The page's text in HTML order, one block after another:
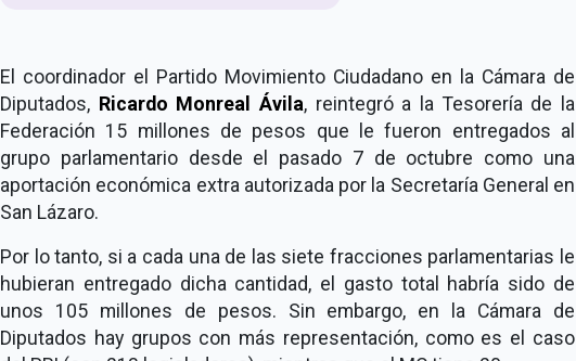
El coordinador el Partido Movimiento Ciudadano en la Cámara de
Diputados, Ricardo Monreal Ávila, reintegró a la Tesorería de la
Federación 15 millones de pesos que le fueron entregados al
grupo parlamentario desde el pasado 7 de octubre como una
aportación económica extra autorizada por la Secretaría General en
San Lázaro.
Por lo tanto, si a cada una de las siete fracciones parlamentarias le
hubieran entregado dicha cantidad, el gasto total habría sido de
unos 105 millones de pesos. Sin embargo, en la Cámara de
Diputados hay grupos con más representación, como es el caso